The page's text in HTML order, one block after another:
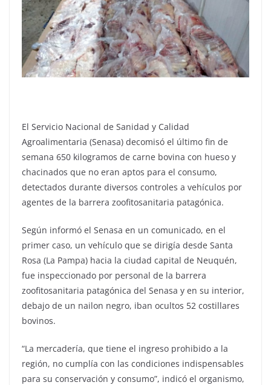
El Servicio Nacional de Sanidad y Calidad
Agroalimentaria (Senasa) decomisó el último fin de
semana 650 kilogramos de carne bovina con hueso y
chacinados que no eran aptos para el consumo,
detectados durante diversos controles a vehículos por
agentes de la barrera zoofitosanitaria patagónica.
Según informó el Senasa en un comunicado, en el
primer caso, un vehículo que se dirigía desde Santa
Rosa (La Pampa) hacia la ciudad capital de Neuquén,
fue inspeccionado por personal de la barrera
zoofitosanitaria patagónica del Senasa y en su interior,
debajo de un nailon negro, iban ocultos 52 costillares
bovinos.
“La mercadería, que tiene el ingreso prohibido a la
región, no cumplía con las condiciones indispensables
para su conservación y consumo”, indicó el organismo,